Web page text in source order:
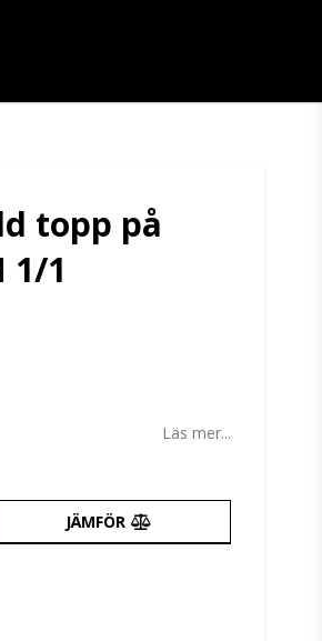
topp på
1/1
Läs mer...
JÄMFÖR